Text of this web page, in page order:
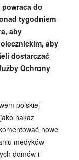
powraca do
tygodniem
aby
aby
dostarczać
Ochrony
polskiej
nakaz
nowe
medyków
domów i